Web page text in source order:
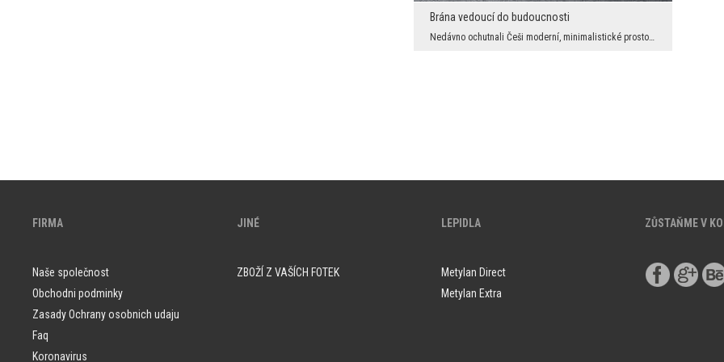
Brána vedoucí do budoucnosti
Nedávno ochutnali Češi moderní, minimalistické prostory vybavené velkou dávkou jednoduchosti. Sto...
FIRMA
Naše společnost
Obchodni podminky
Zasady Ochrany osobnich udaju
Faq
Koronavirus
JINÉ
ZBOŽÍ Z VAŠÍCH FOTEK
LEPIDLA
Metylan Direct
Metylan Extra
ZŮSTAŇME V